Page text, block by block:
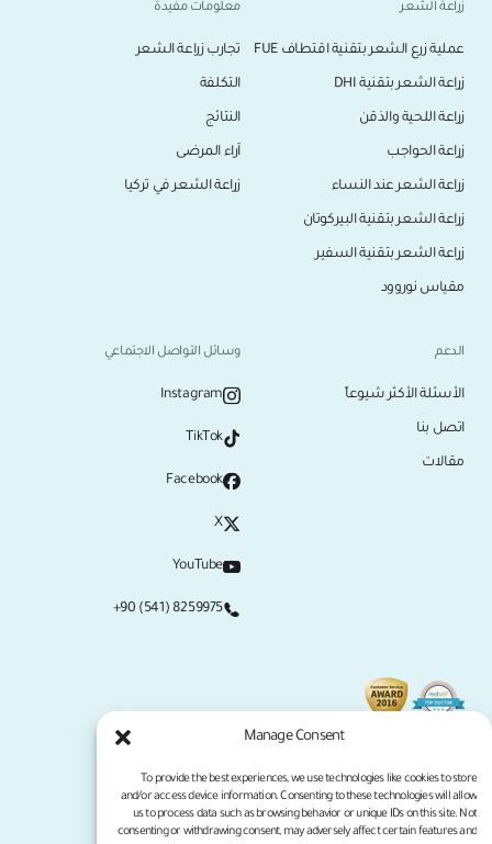
Manage Consent
To provide the best experiences, we use technologies like cookies to store
and/or access device information. Consenting to these technologies will allow
us to process data such as browsing behavior or unique IDs on this site. Not
consenting or withdrawing consent, may adversely affect certain features and
زراعة الشعر
عملية زرع الشعر بتقنية اقتطاف FUE
زراعة الشعر بتقنية DHI
زراعة اللحية والذقن
زراعة الحواجب
زراعة الشعر عند النساء
زراعة الشعر بتقنية البيركوتان
زراعة الشعر بتقنية السفير
مقياس نوروود
معلومات مفيدة
تجارب زراعة الشعر
التكلفة
النتائج
آراء المرضى
زراعة الشعر في تركيا
الدعم
الأسئلة الأكثر شيوعاً
اتصل بنا
مقالات
وسائل التواصل الاجتماعي
Instagram
TikTok
Facebook
X
YouTube
+90 (541) 8259975